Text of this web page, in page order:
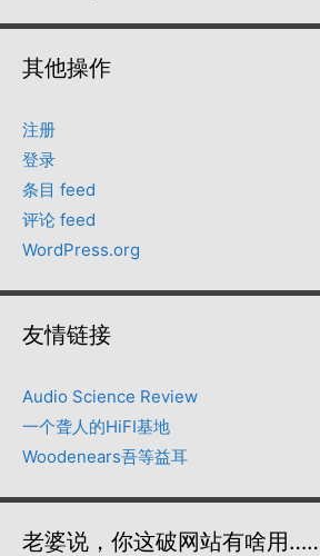
其他操作
注册
登录
条目 feed
评论 feed
WordPress.org
友情链接
Audio Science Review
一个聋人的HiFI基地
Woodenears吾等益耳
老婆说，你这破网站有啥用